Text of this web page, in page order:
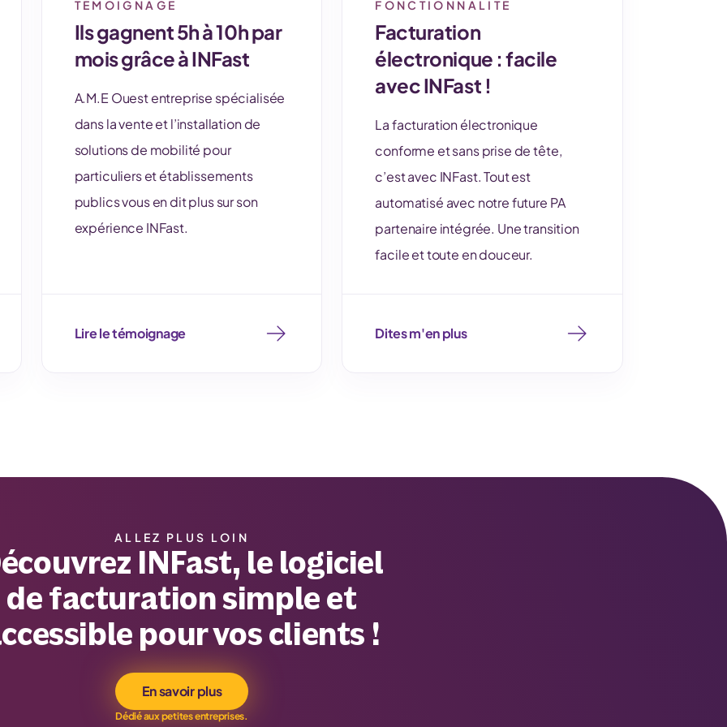
TÉMOIGNAGE
Ils gagnent 5h à 10h par
mois grâce à INFast
A.M.E Ouest entreprise spécialisée
dans la vente et l’installation de
solutions de mobilité pour
particuliers et établissements
publics vous en dit plus sur son
expérience INFast.
Lire le témoignage
FONCTIONNALITÉ
Facturation
électronique : facile
avec INFast !
La facturation électronique
conforme et sans prise de tête,
c’est avec INFast. Tout est
automatisé avec notre future PA
partenaire intégrée. Une transition
facile et toute en douceur.
Dites m'en plus
ALLEZ PLUS LOIN
INFast, le logiciel
de facturation simple et
pour vos clients !
En savoir plus
Dédié aux petites entreprises.